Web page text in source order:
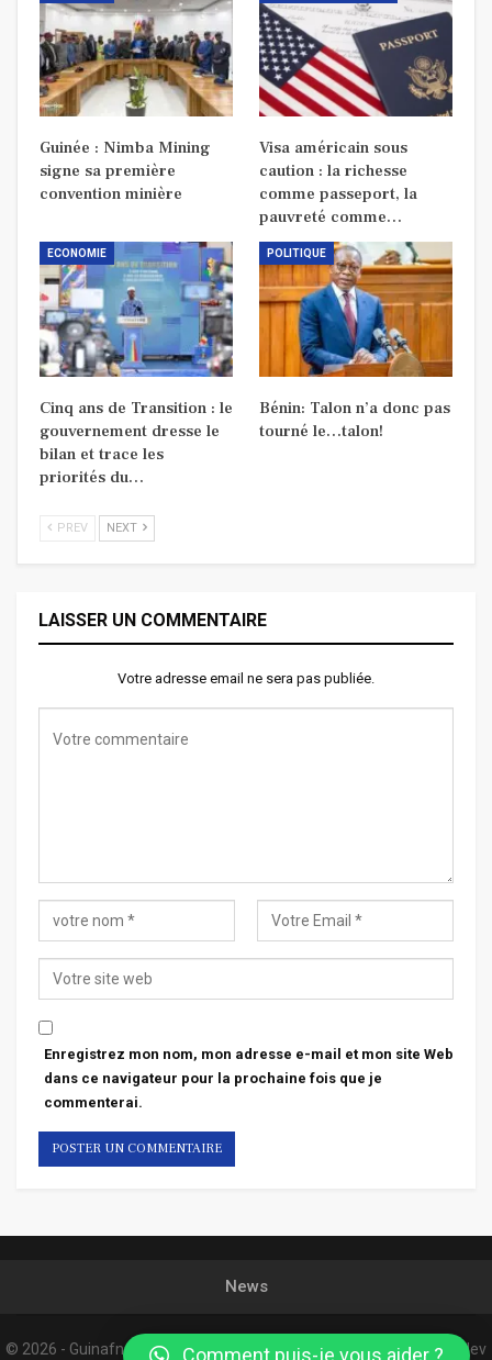
Guinée : Nimba Mining
signe sa première
convention minière
Visa américain sous
caution : la richesse
comme passeport, la
pauvreté comme…
ECONOMIE
Cinq ans de Transition : le
gouvernement dresse le
bilan et trace les
priorités du…
POLITIQUE
Bénin: Talon n’a donc pas
tourné le…talon!
PREV NEXT
LAISSER UN COMMENTAIRE
Votre adresse email ne sera pas publiée.
Enregistrez mon nom, mon adresse e-mail et mon site Web
dans ce navigateur pour la prochaine fois que je
commenterai.
News
© 2026 - Guinafnews. All Rights Reserved. Website Design:Confordev
Comment puis-je vous aider ?